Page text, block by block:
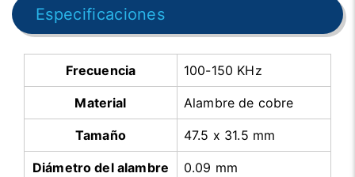
Especificaciones
Frecuencia 100-150 KHz
Material Alambre de cobre
Tamaño 47.5 x 31.5 mm
Diámetro del alambre 0.09 mm